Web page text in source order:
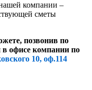
компании –
сметы
позвонив по
в офисе компании по
10, оф.114